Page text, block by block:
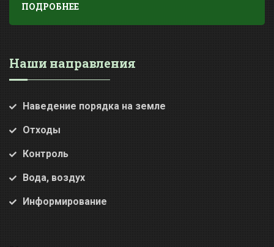
ПОДРОБНЕЕ
Наши направления
Наведение порядка на земле
Отходы
Контроль
Вода, воздух
Информирование